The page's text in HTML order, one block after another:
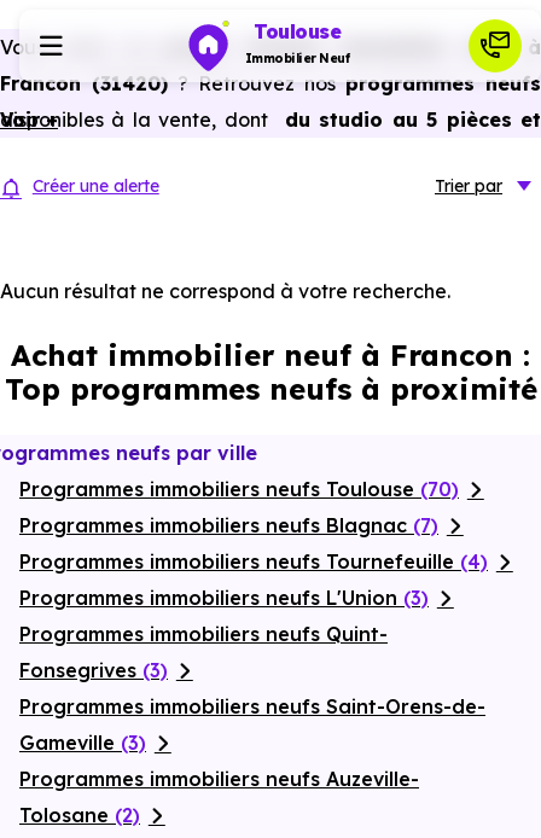
Toulouse
Immobilier Neuf
Investir
Actualités
Ressources
Financer
Vous avez un
projet d’achat immobilier neuf à
Francon (31420) ? Retrouvez nos programmes neufs
disponibles à la vente, dont
du studio au 5 pièces et
avantages du neuf :PTZ, TVA réduitedans certains cas,
énergétiques, garanties constructeur, etc.
Voir +
Créer une alerte Trier par
Aucun résultat ne correspond à votre recherche.
Achat immobilier neuf à Francon :
Top programmes neufs à proximité
neufs par ville
Programmes immobiliers neufs Toulouse (70)
Programmes immobiliers neufs Blagnac (7)
Programmes immobiliers neufs Tournefeuille (4)
Programmes immobiliers neufs L'Union (3)
Programmes immobiliers neufs Quint-
Fonsegrives (3)
Programmes immobiliers neufs Saint-Orens-de-
Gameville (3)
Programmes immobiliers neufs Auzeville-
Tolosane (2)